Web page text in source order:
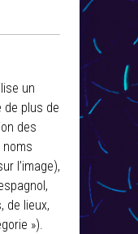
un
de plus de
des
noms
l’image),
de lieux,
»).